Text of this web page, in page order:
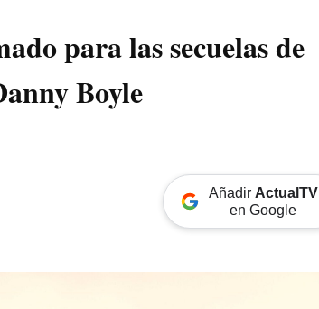
para las secuelas de
Boyle
Añadir ActualTV
en Google